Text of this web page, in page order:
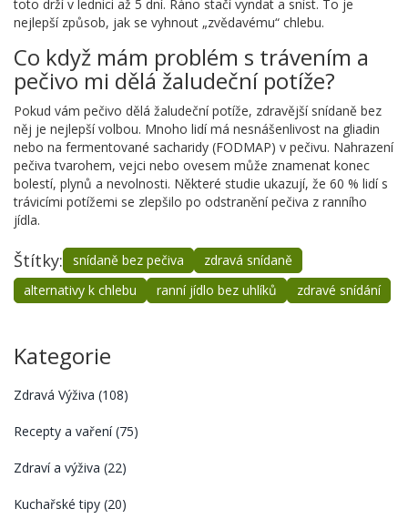
toto drží v lednici až 5 dní. Ráno stačí vyndat a sníst. To je
nejlepší způsob, jak se vyhnout „zvědavému“ chlebu.
Co když mám problém s trávením a
pečivo mi dělá žaludeční potíže?
Pokud vám pečivo dělá žaludeční potíže, zdravější snídaně bez
něj je nejlepší volbou. Mnoho lidí má nesnášenlivost na gliadin
nebo na fermentované sacharidy (FODMAP) v pečivu. Nahrazení
pečiva tvarohem, vejci nebo ovesem může znamenat konec
bolestí, plynů a nevolnosti. Některé studie ukazují, že 60 % lidí s
trávicími potížemi se zlepšilo po odstranění pečiva z ranního
jídla.
Štítky: snídaně bez pečiva
zdravá snídaně
alternativy k chlebu
ranní jídlo bez uhlíků zdravé snídání
Kategorie
Zdravá Výživa (108)
Recepty a vaření(75)
Zdraví a výživa (22)
Kuchařské tipy (20)